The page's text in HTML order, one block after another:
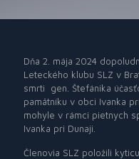
Dňa 2. mája 2024
Leteckého klubu SLZ v
smrti
gen. Štefánika
pamätníku v obci Ivanka
mohyle v rámci pietnych
Ivanka pri Dunaji.
Členovia SLZ položili